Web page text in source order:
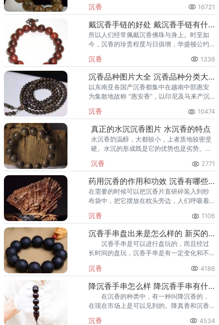
串能增福添寿，保持身体健康。
沉香 16721
戴沉香手链的好处 戴沉香手链有什么好处呢
所以人们经常佩戴沉香佛珠与身上。时至如
今，沉香的珍贵程度与日俱增，华盛顿公约
物，在民间更是掀起了一股收藏热潮。
沉香 1336
沉香品种图片大全 沉香品种分类大全
以东南亚各国产沉香都集中在越南中部惠安
为集散地故称 “惠安香”，以印尼及马来产沉
沉香 10474
真正的水沉沉香图片 水沉香的特点
水沉香韵温醇，大都较小，上者质地较密坚
硬。水沉的形成既是它的优势也是劣势。在
香因木质的纤维腐烂油脂含量会相对非常
高。
沉香 2771
药用沉香的作用和功效 沉香有哪些药用价值
在需要的时候可以把沉香片直研碎装入到纱
布袋中，把它摆放在枕头旁边，人们呼吸着
梦和睡后易醒等不良症状，在睡醒以后还会
感觉全身特别轻松。
沉香 1106
沉香手串盘出来是怎么样的 新买的沉香手串能盘吗
沉香手串是可以进行盘玩的，而且经过
长时间的盘玩，沉香手串是有一定变化和不
盘完效果的第二个方面。
沉香 4186
降沉香手串怎么样 降沉香手串有什么功效
在沉香的种类中，有一种叫降沉香的，
在现在市场上是可以见到的。降真香和沉香
沉香 4534